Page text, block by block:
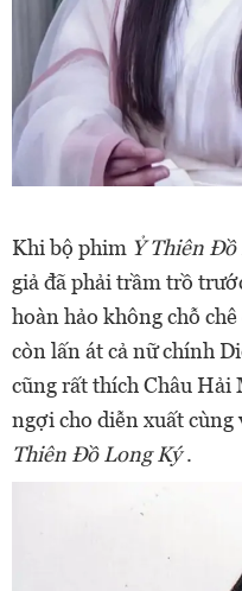
Khi bộ phim Ỷ Thiên Đồ
giả đã phải trầm trồ
hoàn hảo không chỗ
còn lấn át cả nữ chính
cũng rất thích Châu
ngợi cho diễn xuất cùng
Thiên Đồ Long Ký.